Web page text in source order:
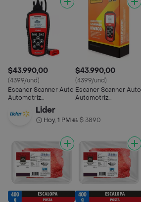
$43.990,00
(4399/und)
Escaner Scanner Auto
Automotriz
Autodiagnostico
Multimarca
$43.990,00
(4399/und)
Escaner Scanner Auto
Automotriz
Lider
Hoy, 1 PM• $ 3890